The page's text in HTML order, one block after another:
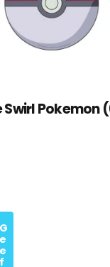
Pokemon
G
e
e
f